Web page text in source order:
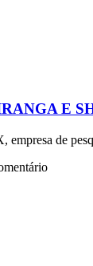
E
empresa de